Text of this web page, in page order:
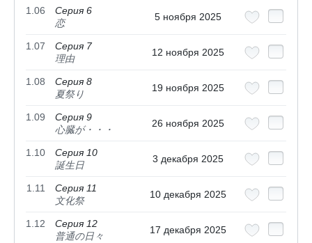
1.06
Серия 6
恋
5 ноября 2025
1.07
Серия 7
理由
12 ноября 2025
1.08
Серия 8
夏祭り
19 ноября 2025
1.09
Серия 9
心臓が・・・
26 ноября 2025
1.10
Серия 10
誕生日
3 декабря 2025
1.11
Серия 11
文化祭
10 декабря 2025
1.12
Серия 12
普通の日々
17 декабря 2025